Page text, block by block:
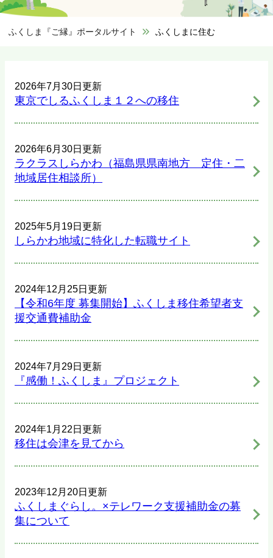
ふくしま『ご縁』ポータルサイト > ふくしまに住む
2026年7月30日更新
東京でしるふくしま１２への移住
2026年6月30日更新
ラクラスしらかわ（福島県県南地方 定住・二
地域居住相談所）
2025年5月19日更新
しらかわ地域に特化した転職サイト
2024年12月25日更新
【令和6年度 募集開始】ふくしま移住希望者支
援交通費補助金
2024年7月29日更新
『感働！ふくしま』プロジェクト
2024年1月22日更新
移住は会津を見てから
2023年12月20日更新
ふくしまぐらし。×テレワーク支援補助金の募
集について